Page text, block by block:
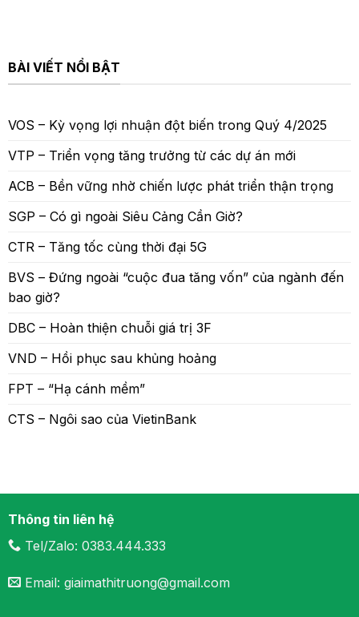
BÀI VIẾT NỔI BẬT
VOS – Kỳ vọng lợi nhuận đột biến trong Quý 4/2025
VTP – Triển vọng tăng trưởng từ các dự án mới
ACB – Bền vững nhờ chiến lược phát triển thận trọng
SGP – Có gì ngoài Siêu Cảng Cần Giờ?
CTR – Tăng tốc cùng thời đại 5G
BVS – Đứng ngoài “cuộc đua tăng vốn” của ngành đến
bao giờ?
DBC – Hoàn thiện chuỗi giá trị 3F
VND – Hồi phục sau khủng hoảng
FPT – “Hạ cánh mềm”
CTS – Ngôi sao của VietinBank
Thông tin liên hệ
Tel/Zalo: 0383.444.333
Email: giaimathitruong@gmail.com